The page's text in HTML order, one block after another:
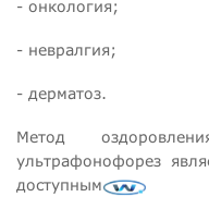
- онкология;
- невралгия;
- дерматоз.
Метод
ультрафонофорез
доступным